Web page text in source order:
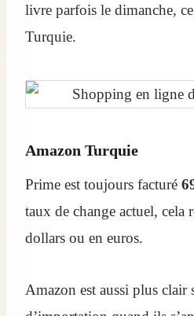
livre parfois le dimanche,
Turquie.
Amazon Turquie
Prime est toujours facturé
taux de change actuel, cela
dollars ou en euros.
Amazon est aussi plus clair